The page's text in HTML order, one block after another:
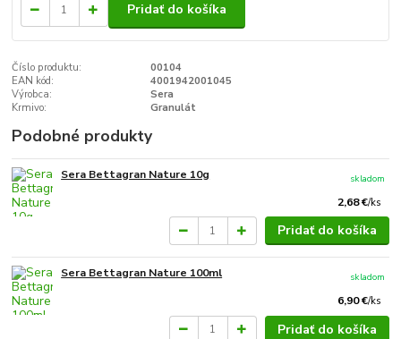
Pridať do košíka
Číslo produktu:
00104
EAN kód:
4001942001045
Výrobca:
Sera
Krmivo:
Granulát
Podobné produkty
Sera Bettagran Nature 10g
2,68 €/ks
skladom
Pridať do košíka
Sera Bettagran Nature 100ml
6,90 €/ks
skladom
Pridať do košíka